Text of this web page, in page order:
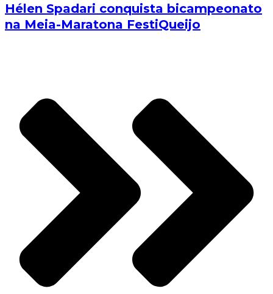
Hélen Spadari conquista bicampeonato
na Meia-Maratona FestiQueijo